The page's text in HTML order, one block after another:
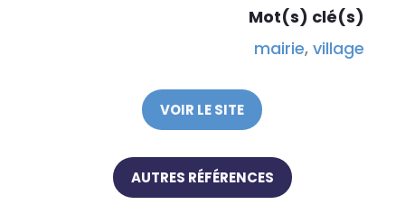
Mot(s) clé(s)
mairie,village
VOIR LE SITE
AUTRES RÉFÉRENCES